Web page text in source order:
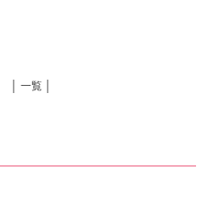
│ 一覧 │